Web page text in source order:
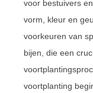
voor bestuivers
vorm, kleur en
voorkeuren van
bijen, die een
voortplanting